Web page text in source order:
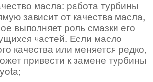
масла: работа турбины
зависит от качества масла,
выполняет роль смазки его
частей. Если масло
качества или меняется редко,
привести к замене турбины